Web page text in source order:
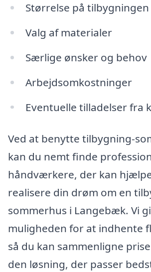
Størrelse på tilbygningen
Valg af materialer
Særlige ønsker og behov
Arbejdsomkostninger
Eventuelle tilladelser fra
Ved at benytte tilbygning-
kan du nemt finde
håndværkere, der kan
realisere din drøm om en
sommerhus i Langebæk. Vi
muligheden for at indhente
så du kan sammenligne
den løsning, der passer